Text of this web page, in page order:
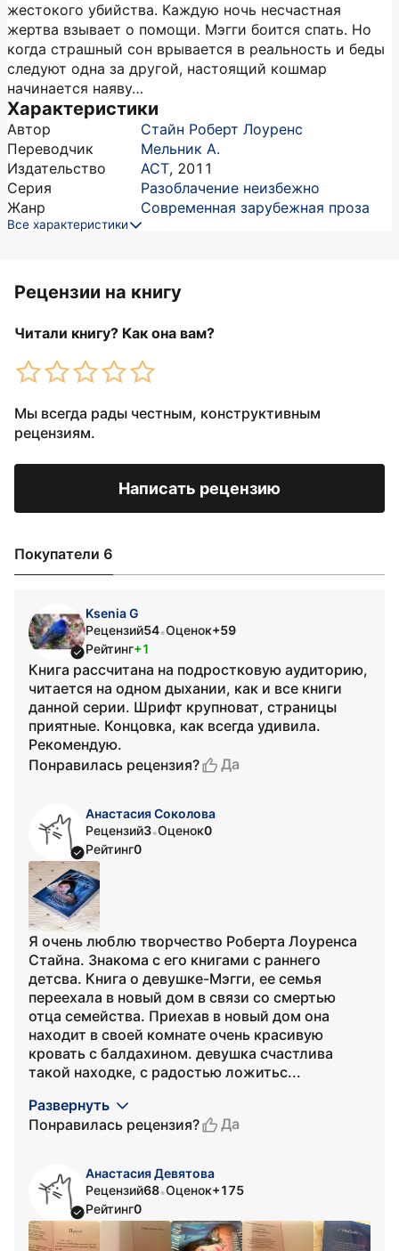
жестокого убийства. Каждую ночь несчастная
жертва взывает о помощи. Мэгги боится спать. Но
когда страшный сон врывается в реальность и беды
следуют одна за другой, настоящий кошмар
начинается наяву…
Характеристики
Автор
Стайн Роберт Лоуренс
Переводчик
Мельник А.
Издательство
АСТ, 2011
Серия
Разоблачение неизбежно
Жанр
Современная зарубежная проза
Все характеристики
Рецензии на книгу
Читали книгу? Как она вам?
Мы всегда рады честным, конструктивным
рецензиям.
Написать рецензию
Покупатели 6
Ksenia G
Рецензий54•Оценок+59
Рейтинг+1
Книга рассчитана на подростковую аудиторию,
читается на одном дыхании, как и все книги
данной серии. Шрифт крупноват, страницы
приятные. Концовка, как всегда удивила.
Рекомендую.
Понравилась рецензия?
Да
Анастасия Соколова
Рецензий3•Оценок0
Рейтинг0
Я очень люблю творчество Роберта Лоуренса
Стайна. Знакома с его книгами с раннего
детсва. Книга о девушке-Мэгги, ее семья
переехала в новый дом в связи со смертью
отца семейства. Приехав в новый дом она
находит в своей комнате очень красивую
кровать с балдахином. девушка счастлива
такой находке, с радостью ложитьс...
Развернуть
Понравилась рецензия?
Да
Анастасия Девятова
Рецензий68•Оценок+175
Рейтинг0